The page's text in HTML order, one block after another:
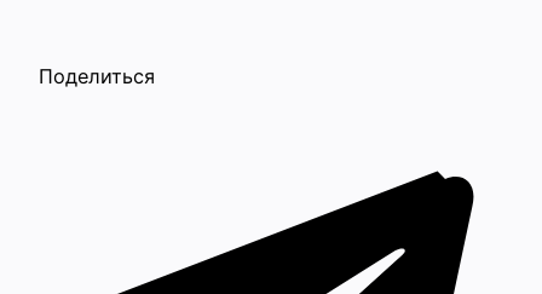
Поделиться